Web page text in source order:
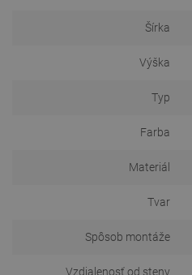
Šírka
Výška
Typ
Farba
Materiál
Tvar
Spôsob montáže
Vzdialenosť od steny